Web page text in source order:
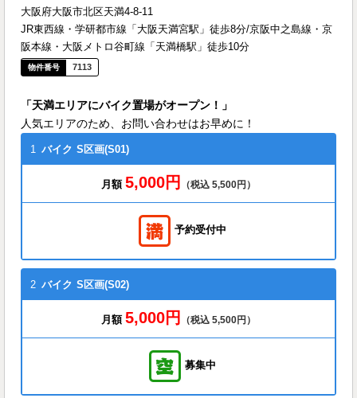
大阪府大阪市北区天満4-8-11
JR東西線・学研都市線「大阪天満宮駅」徒歩8分/京阪中之島線・京
阪本線・大阪メトロ谷町線「天満橋駅」徒歩10分
7113
「天満エリアにバイク置場がオープン！」
人気エリアのため、お問い合わせはお早めに！
1 バイク S区画(S01)
月額 5,000円 （税込 5,500円）
予約受付中
2 バイク S区画(S02)
月額 5,000円 （税込 5,500円）
募集中